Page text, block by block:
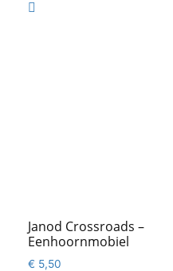

Janod Crossroads –
Eenhoornmobiel
€ 5,50